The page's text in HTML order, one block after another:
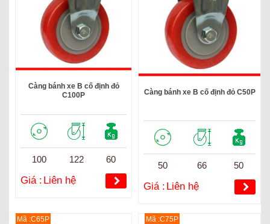
Càng bánh xe B cố định đỏ
C100P
100 122 60
Giá : Liên hệ
Càng bánh xe B cố định đỏ C50P
50 66 50
Giá : Liên hệ
Mã :C65P Mã :C75P